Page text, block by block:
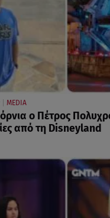
MEDIA
ο Πέτρος
από τη Disneyland